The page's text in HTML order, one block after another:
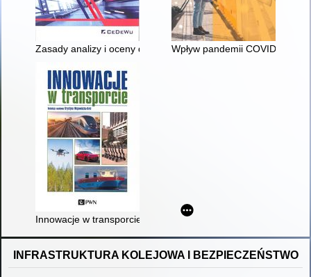
Zasady analizy i oceny działalności gospodarczej
Wpływ pandemii COVID-19
Innowacje w transporcie : zrównoważony rozwój, integracja
INFRASTRUKTURA KOLEJOWA I BEZPIECZEŃSTWO